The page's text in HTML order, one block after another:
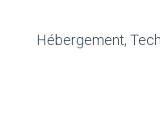
Hébergement,